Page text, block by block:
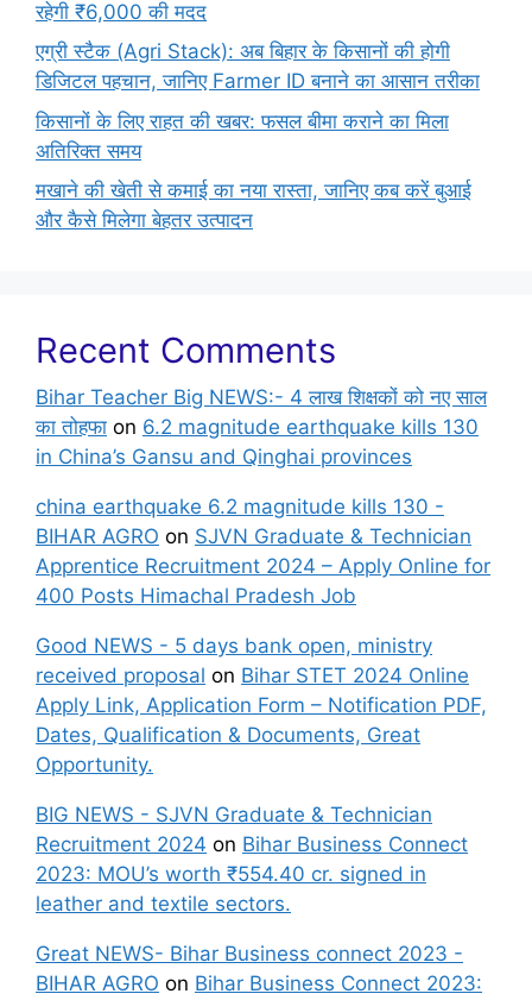
रहेगी ₹6,000 की मदद
एग्री स्टैक (Agri Stack): अब बिहार के किसानों की होगी
डिजिटल पहचान, जानिए Farmer ID बनाने का आसान तरीका
किसानों के लिए राहत की खबर: फसल बीमा कराने का मिला
अतिरिक्त समय
मखाने की खेती से कमाई का नया रास्ता, जानिए कब करें बुआई
और कैसे मिलेगा बेहतर उत्पादन
Recent Comments
Bihar Teacher Big NEWS:- 4 लाख शिक्षकों को नए साल
का तोहफा on 6.2 magnitude earthquake kills 130
in China’s Gansu and Qinghai provinces
china earthquake 6.2 magnitude kills 130 -
BIHAR AGRO on SJVN Graduate & Technician
Apprentice Recruitment 2024 – Apply Online for
400 Posts Himachal Pradesh Job
Good NEWS - 5 days bank open, ministry
received proposal on Bihar STET 2024 Online
Apply Link, Application Form – Notification PDF,
Dates, Qualification & Documents, Great
Opportunity.
BIG NEWS - SJVN Graduate & Technician
Recruitment 2024 on Bihar Business Connect
2023: MOU’s worth ₹554.40 cr. signed in
leather and textile sectors.
Great NEWS- Bihar Business connect 2023 -
BIHAR AGRO on Bihar Business Connect 2023: